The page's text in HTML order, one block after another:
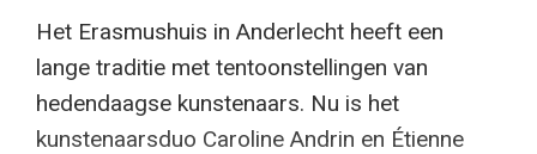
Het Erasmushuis in Anderlecht heeft een
lange traditie met tentoonstellingen van
hedendaagse kunstenaars. Nu is het
kunstenaarsduo Caroline Andrin en Étienne